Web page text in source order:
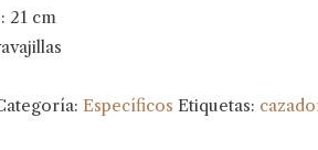
21 cm
Específicos Etiquetas: